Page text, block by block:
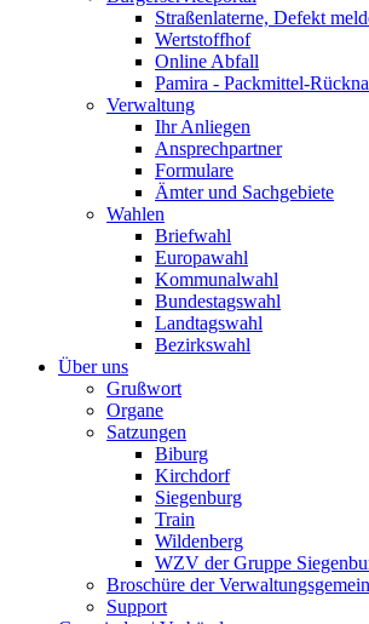
Straßenlaterne, Defekt
Wertstoffhof
Online Abfall
Pamira - Packmittel-
Verwaltung
Ihr Anliegen
Ansprechpartner
Formulare
Ämter und Sachgebiete
Wahlen
Briefwahl
Europawahl
Kommunalwahl
Bundestagswahl
Landtagswahl
Bezirkswahl
Über uns
Grußwort
Organe
Satzungen
Biburg
Kirchdorf
Siegenburg
Train
Wildenberg
WZV der Gruppe
Broschüre der
Support